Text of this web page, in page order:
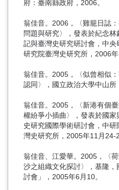
府：臺南縣政府，2006。
翁佳音。2006，〈雞籠日誌
問題與研究〉，發表於紀念
記與臺灣史研究研討會，中
研究院臺灣史研究所，2006年
翁佳音。2005，〈似曾相似
認同〉，國立政治大學中山所
翁佳音。2005，〈新港有個
權紛爭小插曲〉，發表於國
史研究國際學術研討會，中
灣史研究所，2005年11月24-
翁佳音、江愛華。2005，〈
沙之組織文化探討〉，基隆
討會」，2005年6月10。